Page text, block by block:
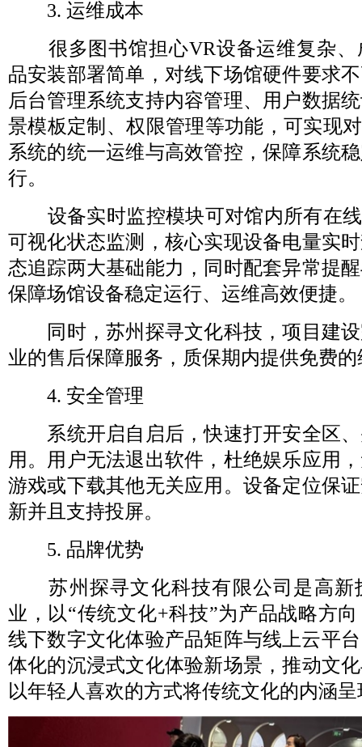
3. 运维成本
很多图书馆担心VR设备运维复杂、
品安装部署简单，对线下场馆硬件要求
后台管理系统支持内容管理、用户数据
景模板定制、权限管理等功能，可实现
系统的统一运维与高效管控，保障系统
行。
设备实时监控模块可对馆内所有在线
可视化状态监测，核心实现设备电量实
态追踪两大基础能力，同时配套异常提
保障场馆设备稳定运行、运维高效便捷。
同时，苏州探寻文化科技，项目建设
业的售后保障服务，质保期内提供免费
4. 安全管理
系统开启自启后，快速打开安全区、
用。用户无法退出软件，杜绝娱乐应用
游戏或下载其他无关应用。设备定位保
新并且支持投屏。
5. 品牌优势
苏州探寻文化科技有限公司是高新
业，以“传统文化+科技”为产品战略方
线下数字文化体验产品矩阵与线上云平
体化的沉浸式文化体验新场景，推动文
以年轻人喜欢的方式将传统文化的内涵